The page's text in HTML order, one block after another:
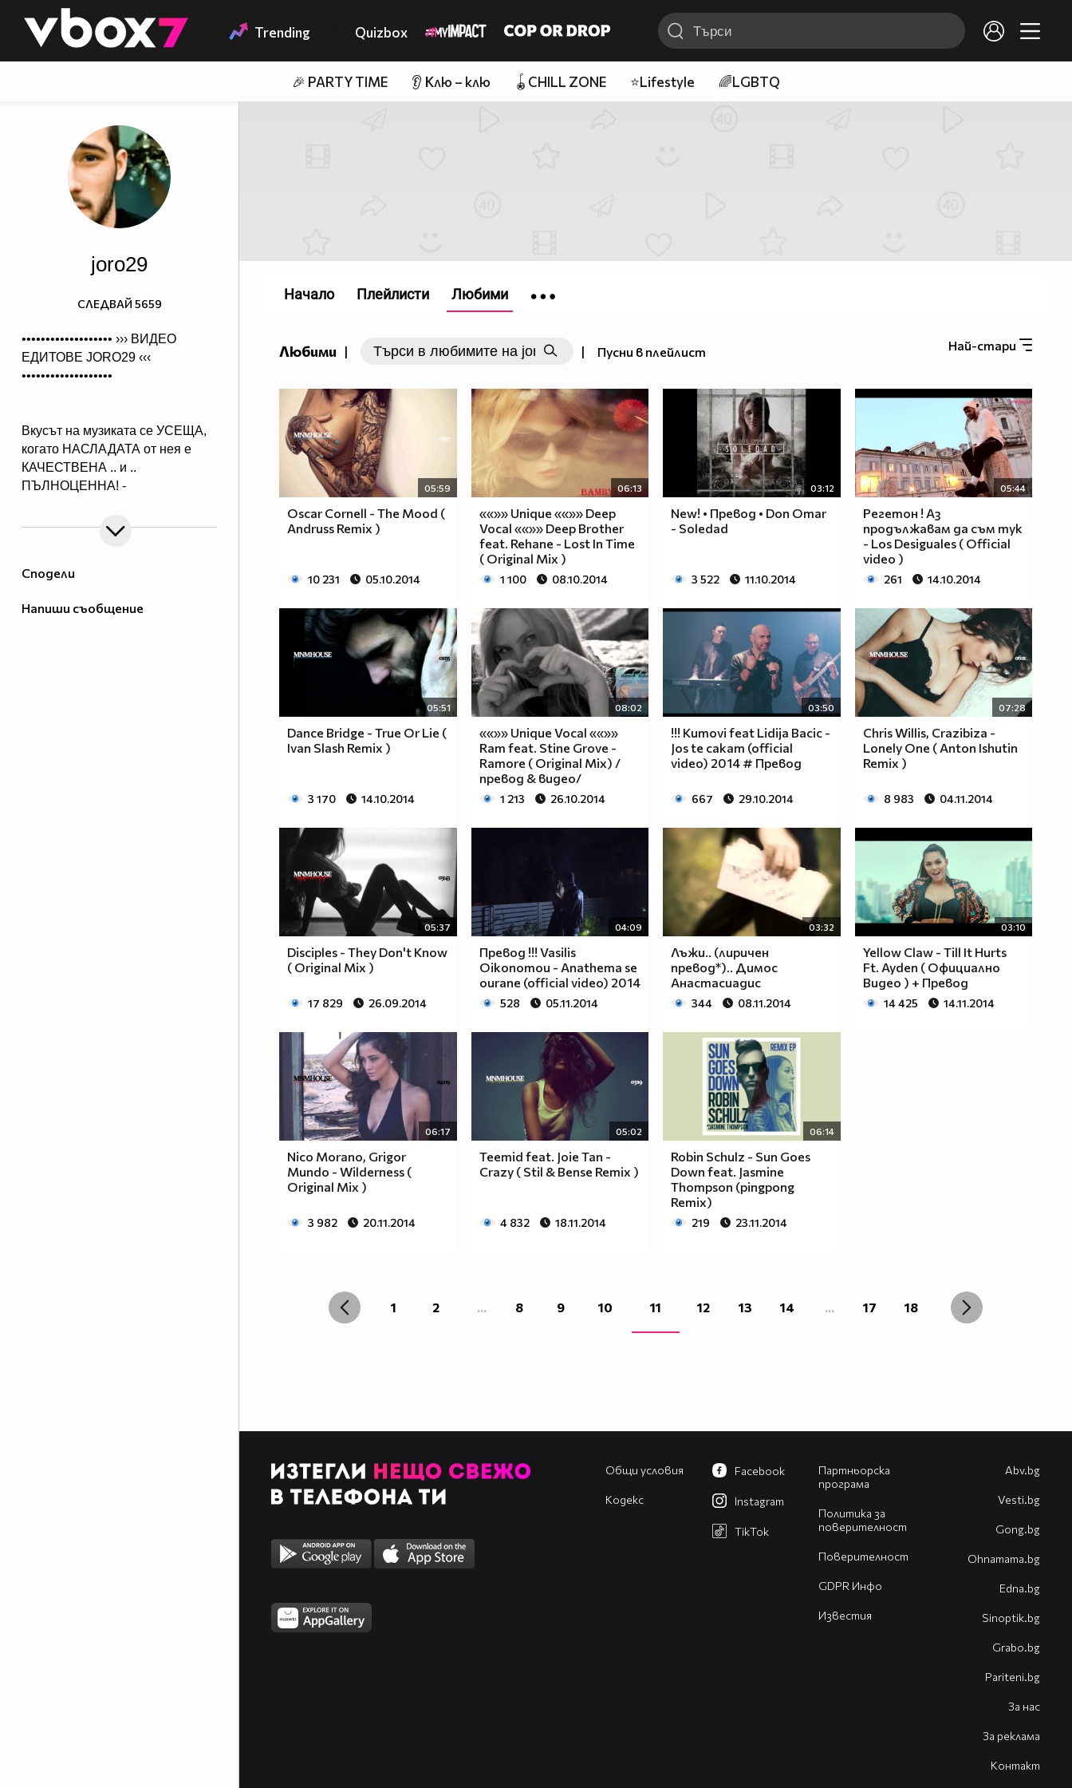
👾 Trending Quizbox
🎉 PARTY TIME 👂 Клю – клю 🪀CHILL ZONE ⭐Lifestyle 🌈LGBTQ
Сподели
Напиши съобщение
joro29
••••••••••••••••••• ››› ВИДЕО
ЕДИТОВЕ JORO29 ‹‹‹
•••••••••••••••••••
Вкусът на музиката се УСЕЩА,
когато НАСЛАДАТА от нея е
КАЧЕСТВЕНА .. и ..
ПЪЛНОЦЕННА! -
( ако желаеш да получиш нещо,
което ще слушаш с удоволствие
СЛЕДВАЙ 5659
Любими | | Пусни в плейлист Най-стари
05:59
Oscar Cornell - The Mood (
Andruss Remix )
10 231 05.10.2014
06:13
««»» Unique ««»» Deep
Vocal ««»» Deep Brother
feat. Rehane - Lost In Time
( Original Mix )
1 100 08.10.2014
03:12
Nеw! • Превод • Don Omar
- Soledad
3 522 11.10.2014
05:44
Регетон ! Аз
продължавам да съм тук
- Los Desiguales ( Official
video )
261 14.10.2014
05:51
Dance Bridge - True Or Lie (
Ivan Slash Remix )
3 170 14.10.2014
08:02
««»» Unique Vocal ««»»
Ram feat. Stine Grove -
Ramore ( Original Mix) /
превод & видео/
1 213 26.10.2014
03:50
!!! Kumovi feat Lidija Bacic -
Jos te cakam (official
video) 2014 # Превод
667 29.10.2014
07:28
Chris Willis, Crazibiza -
Lonely One ( Аnton Ishutin
Remix )
8 983 04.11.2014
05:37
Disciples - They Don't Know
( Original Mix )
17 829 26.09.2014
04:09
Превод !!! Vasilis
Oikonomou - Anathema se
ourane (official video) 2014
528 05.11.2014
03:32
Лъжи.. (лиричен
превод*).. Димос
Анастасиадис
344 08.11.2014
03:10
Yellow Claw - Till It Hurts
Ft. Ayden ( Официално
Видео ) + Превод
14 425 14.11.2014
06:17
Nico Morano, Grigor
Mundo - Wilderness (
Original Mix )
3 982 20.11.2014
05:02
Teemid feat. Joie Tan -
Crazy ( Stil & Bense Remix )
4 832 18.11.2014
06:14
Robin Schulz - Sun Goes
Down feat. Jasmine
Thompson (pingpong
Remix)
219 23.11.2014
1 2 ... 8 9 10 11 12 13 14 ... 17 18
Начало Плейлисти Любими
Общи условия
Кодекс
Партньорска
програма
Политика за
поверителност
Поверителност
GDPR Инфо
Известия
Facebook
Instagram
TikTok
Abv.bg
Vesti.bg
Gong.bg
Оhnamama.bg
Edna.bg
Sinoptik.bg
Grabo.bg
Pariteni.bg
За нас
За реклама
Контакт